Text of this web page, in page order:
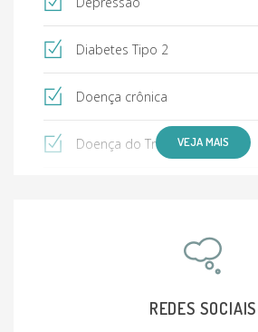
Diabetes Tipo 2
Doença crônica
Doença do TrabalhoVEJA MAIS
REDES SOCIAIS